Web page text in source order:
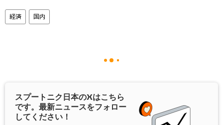
経済 国内
スプートニク日本のXはこちら
です。最新ニュースをフォロー
してください！